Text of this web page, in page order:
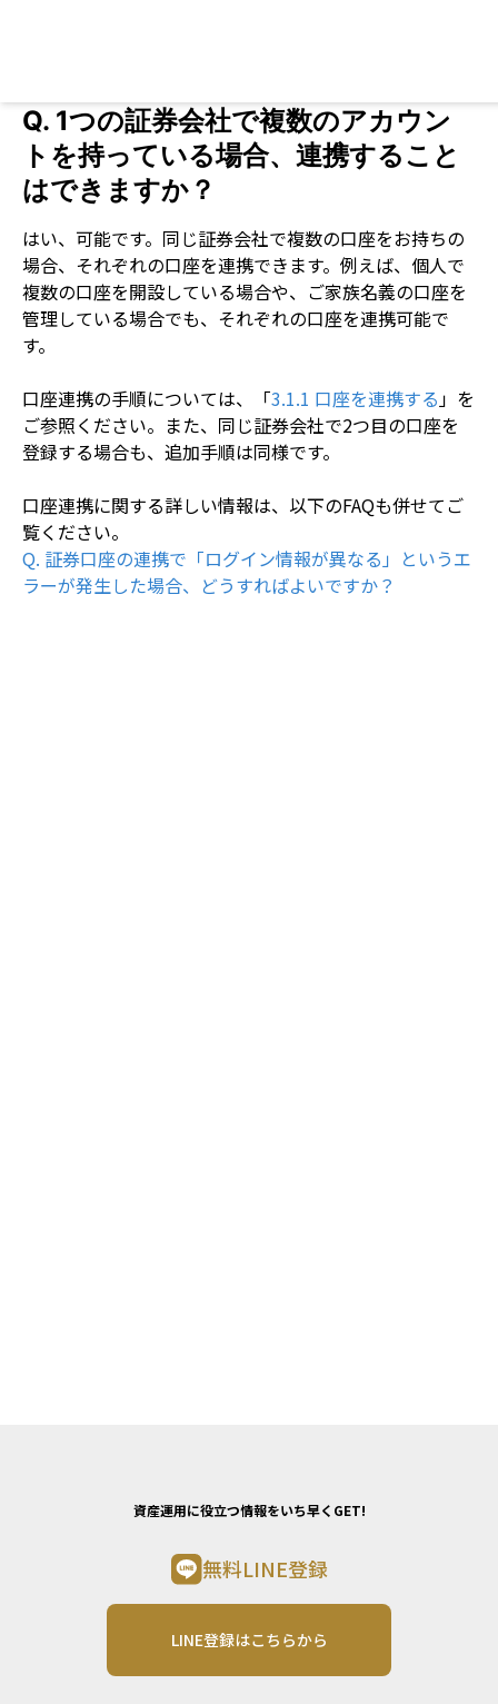
Q. 1つの証券会社で複数のアカウン
トを持っている場合、連携すること
はできますか？
はい、可能です。同じ証券会社で複数の口座をお持ちの
場合、それぞれの口座を連携できます。例えば、個人で
複数の口座を開設している場合や、ご家族名義の口座を
管理している場合でも、それぞれの口座を連携可能で
す。
口座連携の手順については、「3.1.1 口座を連携する」を
ご参照ください。また、同じ証券会社で2つ目の口座を
登録する場合も、追加手順は同様です。
口座連携に関する詳しい情報は、以下のFAQも併せてご
Q. 証券口座の連携で「ログイン情報が異なる」というエ
資産運用に役立つ情報をいち早くGET!
無料LINE登録
LINE登録はこちらから